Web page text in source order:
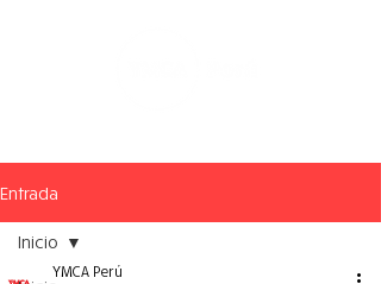
Entrada
Inicio
YMCA Perú